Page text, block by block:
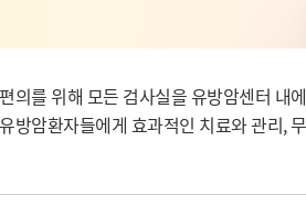
의를 위해 모든 검사실을 유방암센터
방암환자들에게 효과적인 치료와 관리,